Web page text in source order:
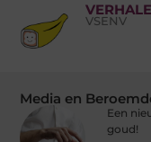
VSENV
Media en
Een
goud!